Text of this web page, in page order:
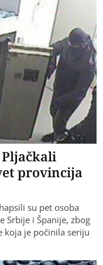
provincija
su pet osoba
Srbije i Španije, zbog
koja je počinila seriju